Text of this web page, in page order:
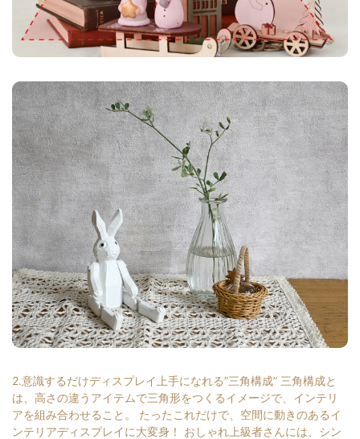
2.意識するだけディスプレイ上手になれる”三角構成” 三角構成と
は、高さの違うアイテムで三角形をつくるイメージで、インテリ
アを組み合わせること。 たったこれだけで、空間に動きのあるイ
ンテリアディスプレイに大変身！ おしゃれ上級者さんには、シン